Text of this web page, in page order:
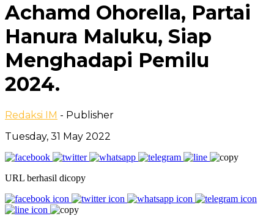
Achamd Ohorella, Partai
Hanura Maluku, Siap
Menghadapi Pemilu
2024.
Redaksi IM - Publisher
Tuesday, 31 May 2022
URL berhasil dicopy